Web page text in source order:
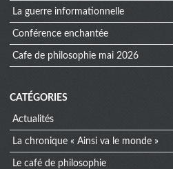
la guerre informationnelle
conférence enchantée
cafe de philosophie mai 2026
CATÉGORIES
Actualités
La chronique « Ainsi va le monde »
Le café de philosophie